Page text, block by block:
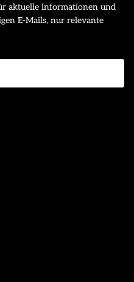
aktuelle Informationen und
E-Mails, nur relevante